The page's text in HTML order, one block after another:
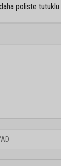
poliste